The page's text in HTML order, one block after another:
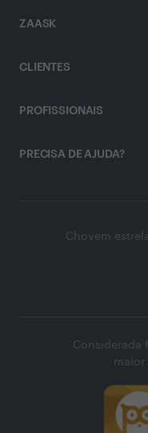
ZAASK
CLIENTES
PROFISSIONAIS
PRECISA DE AJUDA?
Chovem
Considerada
maior